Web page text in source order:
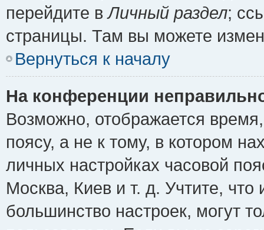
перейдите вЛичный раздел;
страницы. Там вы можете
Вернуться к началу
На конференции
Возможно, отображается
поясу, а не к тому, в котором
личных настройках часовой
Москва, Киев и т. д. Учтите, что
большинство настроек, могут